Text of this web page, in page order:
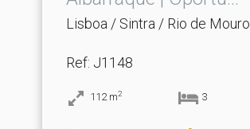
Lisboa / Sintra / Rio de Mouro
Ref: J1148
112 m2 3